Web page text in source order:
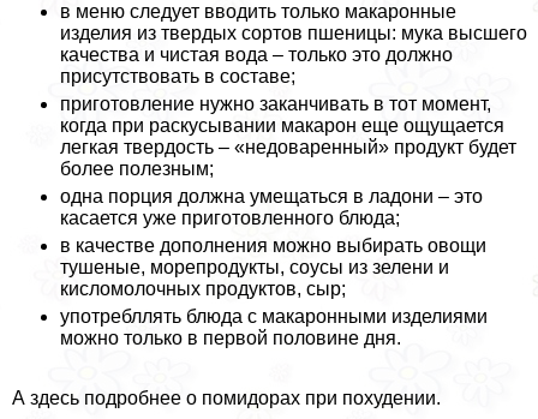
в меню следует вводить только макаронные
изделия из твердых сортов пшеницы: мука высшего
качества и чистая вода – только это должно
присутствовать в составе;
приготовление нужно заканчивать в тот момент,
когда при раскусывании макарон еще ощущается
легкая твердость – «недоваренный» продукт будет
более полезным;
одна порция должна умещаться в ладони – это
касается уже приготовленного блюда;
в качестве дополнения можно выбирать овощи
тушеные, морепродукты, соусы из зелени и
кисломолочных продуктов, сыр;
употрeбллять блюда с макаронными изделиями
можно только в первой половине дня.
А здесь подробнее о помидорах при похудении.